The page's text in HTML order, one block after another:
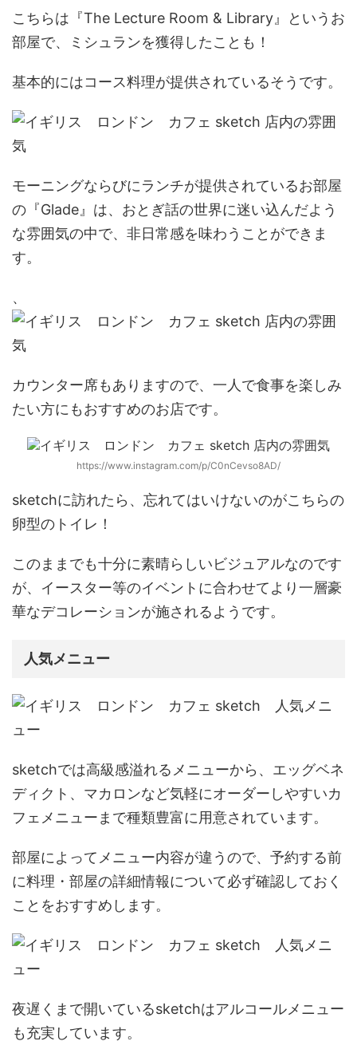
こちらは 『The Lecture Room & Library』
というお
部屋で、ミシュランを獲得したことも！
基本的にはコース料理が提供されているそうです。
モーニングならびにランチが提供されているお部屋
の 『Glade』 は、おとぎ話の世界に迷い込んだよう
な雰囲気の中で、非日常感を味わうことができま
す。
、
カウンター席もありますので、一人で食事を楽しみ
たい方にもおすすめのお店です。
https://www.instagram.com/p/C0nCevso8AD/
sketchに訪れたら、忘れてはいけないのがこちらの
卵型のトイレ！
このままでも十分に素晴らしいビジュアルなのです
が、イースター等のイベントに合わせてより一層豪
華なデコレーションが施されるようです。
人気メニュー
sketchでは高級感溢れるメニューから、エッグベネ
ディクト、マカロンなど気軽にオーダーしやすいカ
フェメニューまで種類豊富に用意されています。
部屋によってメニュー内容が違うので、 予約する前
に料理・部屋の詳細情報について必ず確認しておく
ことをおすすめします。
夜遅くまで開いているsketchはアルコールメニュー
も充実しています。